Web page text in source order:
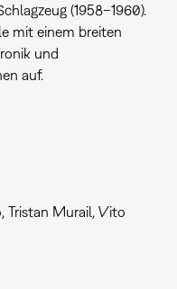
(1958–1960).
mit einem breiten
und
auf.
Tristan Murail, Vito